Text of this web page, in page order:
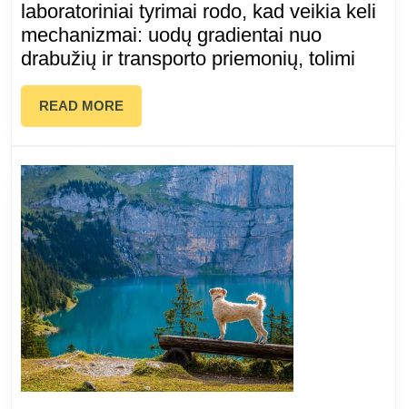
laboratoriniai tyrimai rodo, kad veikia keli
mechanizmai: uodų gradientai nuo
drabužių ir transporto priemonių, tolimi
READ MOREREAD
MORE